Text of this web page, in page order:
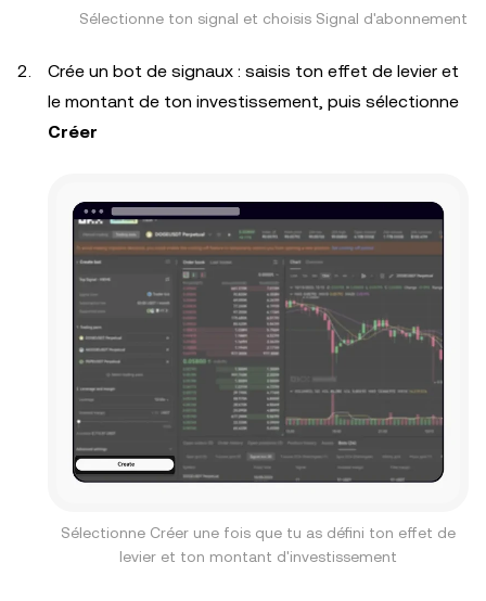
Sélectionne ton signal et choisis Signal d'abonnement
Crée un bot de signaux : saisis ton effet de levier et
le montant de ton investissement, puis sélectionne
Créer
Sélectionne Créer une fois que tu as défini ton effet de
levier et ton montant d'investissement